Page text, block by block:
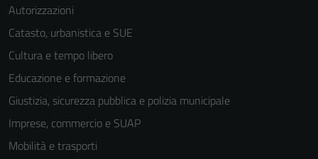
Autorizzazioni
Catasto, urbanistica e SUE
Cultura e tempo libero
Educazione e formazione
Giustizia, sicurezza pubblica e polizia municipale
Imprese, commercio e SUAP
Mobilità e trasporti